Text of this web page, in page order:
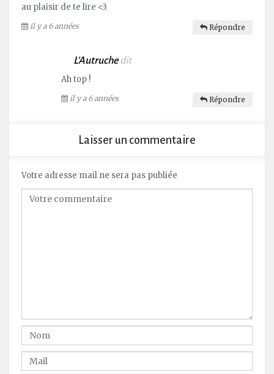
au plaisir de te lire <3
il y a 6 années Répondre
L'Autruche dit
Ah top !
il y a 6 années Répondre
Laisser un commentaire
Votre adresse mail ne sera pas publiée